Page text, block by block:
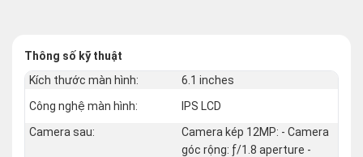
Thông số kỹ thuật
Kích thước màn hình:
6.1 inches
Công nghệ màn hình:
IPS LCD
Camera sau:
Camera kép 12MP: - Camera
góc rộng: ƒ/1.8 aperture -